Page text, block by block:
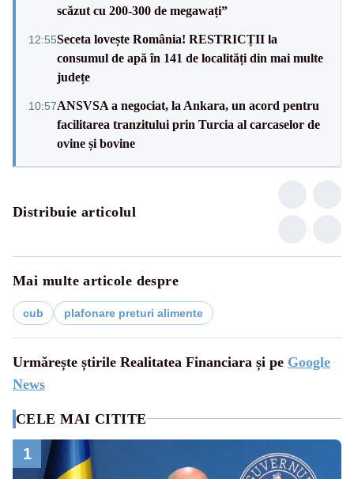
scăzut cu 200-300 de megawați”
12:55Seceta lovește România! RESTRICȚII la
consumul de apă în 141 de localități din mai multe
județe
10:57ANSVSA a negociat, la Ankara, un acord pentru
facilitarea tranzitului prin Turcia al carcaselor de
ovine și bovine
Distribuie articolul
Mai multe articole despre
cub plafonare preturi alimente
Urmărește știrile Realitatea Financiara și pe Google
News
CELE MAI CITITE
1